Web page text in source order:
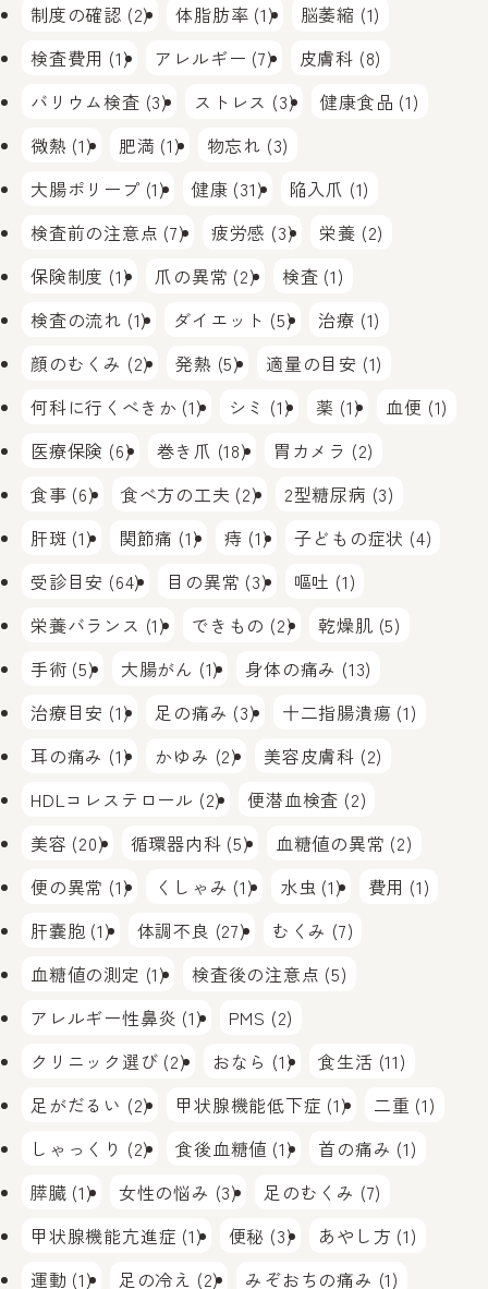
制度の確認 (2)
体脂肪率 (1)
脳萎縮 (1)
検査費用 (1)
アレルギー (7)
皮膚科 (8)
バリウム検査 (3)
ストレス (3)
健康食品 (1)
微熱 (1)
肥満 (1)
物忘れ (3)
大腸ポリープ (1)
健康 (31)
陥入爪 (1)
検査前の注意点 (7)
疲労感 (3)
栄養 (2)
保険制度 (1)
爪の異常 (2)
検査 (1)
検査の流れ (1)
ダイエット (5)
治療 (1)
顔のむくみ (2)
発熱 (5)
適量の目安 (1)
何科に行くべきか (1)
シミ (1) 薬 (1)
血便 (1)
医療保険 (6)
巻き爪 (18)
胃カメラ (2)
食事 (6)
食べ方の工夫 (2)
2型糖尿病 (3)
肝斑 (1)
関節痛 (1) 痔 (1)
子どもの症状 (4)
受診目安 (64)
目の異常 (3)
嘔吐 (1)
栄養バランス (1)
できもの (2)
乾燥肌 (5)
手術 (5)
大腸がん (1)
身体の痛み (13)
治療目安 (1)
足の痛み (3)
十二指腸潰瘍 (1)
耳の痛み (1)
かゆみ (2)
美容皮膚科 (2)
HDLコレステロール (2)
便潜血検査 (2)
美容 (20)
循環器内科 (5)
血糖値の異常 (2)
便の異常 (1)
くしゃみ (1) 水虫 (1)
費用 (1)
肝嚢胞 (1)
体調不良 (27)
むくみ (7)
血糖値の測定 (1)
検査後の注意点 (5)
アレルギー性鼻炎 (1)
PMS (2)
クリニック選び (2)
おなら (1)
食生活 (11)
足がだるい (2)
甲状腺機能低下症 (1)
二重 (1)
しゃっくり (2)
食後血糖値 (1)
首の痛み (1)
膵臓 (1)
女性の悩み (3)
足のむくみ (7)
甲状腺機能亢進症 (1)
便秘 (3)
あやし方 (1)
運動 (1)
足の冷え (2) みぞおちの痛み (1)